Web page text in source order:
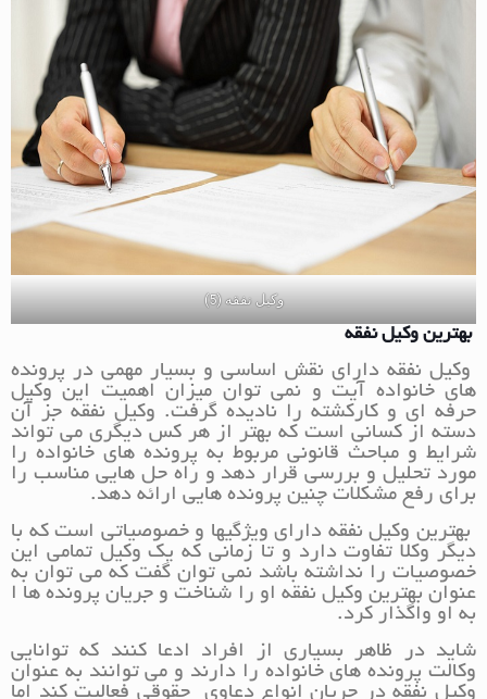
وکیل نفقه (5)
بهترین وکیل نفقه
وکیل نفقه دارای نقش اساسی و بسیار مهمی در پرونده
های خانواده آیت و نمی توان میزان اهمیت این وکیل
حرفه ای و کارکشته را نادیده گرفت. وکیل نفقه جز آن
دسته از کسانی است که بهتر از هر کس دیگری می تواند
شرایط و مباحث قانونی مربوط به پرونده های خانواده را
مورد تحلیل و بررسی قرار دهد و راه حل هایی مناسب را
برای رفع مشکلات چنین پرونده هایی ارائه دهد.
بهترین وکیل نفقه دارای ویژگیها و خصوصیاتی است که با
دیگر وکلا تفاوت دارد و تا زمانی که یک وکیل تمامی این
خصوصیات را نداشته باشد نمی توان گفت که می توان به
عنوان بهترین وکیل نفقه او را شناخت و جریان پرونده ها ا
به او واگذار کرد.
شاید در ظاهر بسیاری از افراد ادعا کنند که توانایی
وکالت پرونده های خانواده را دارند و می توانند به عنوان
وکیل نفقه در جریان انواع دعاوی حقوقی فعالیت کند اما